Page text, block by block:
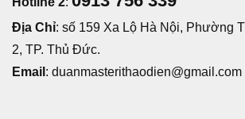
Địa Chỉ: số 159 Xa Lộ Hà Nội, Phường
2, TP. Thủ Đức.
Email : duanmasterithaodien@gmail.com